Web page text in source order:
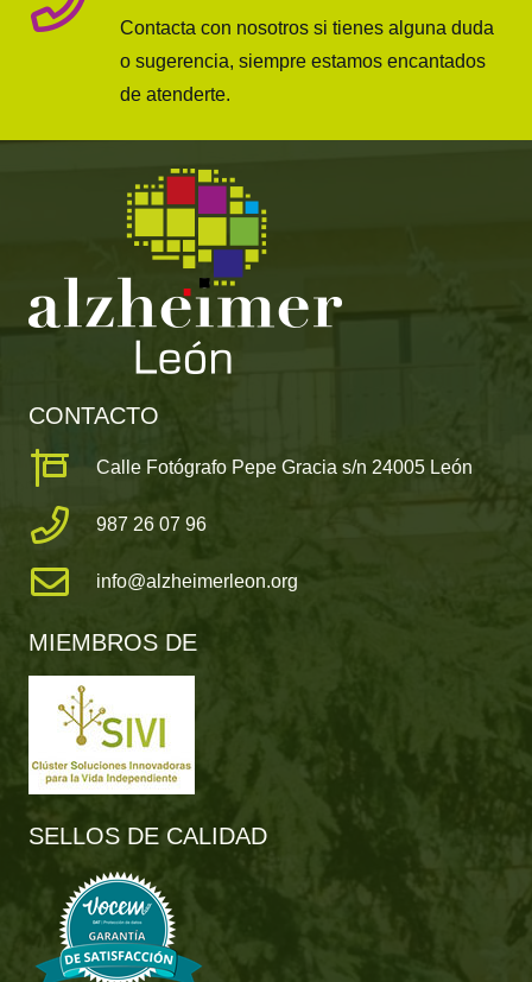
Contacta con nosotros si tienes alguna duda
o sugerencia, siempre estamos encantados
de atenderte.
CONTACTO
Calle Fotógrafo Pepe Gracia s/n 24005 León
987 26 07 96
info@alzheimerleon.org
MIEMBROS DE
SELLOS DE CALIDAD